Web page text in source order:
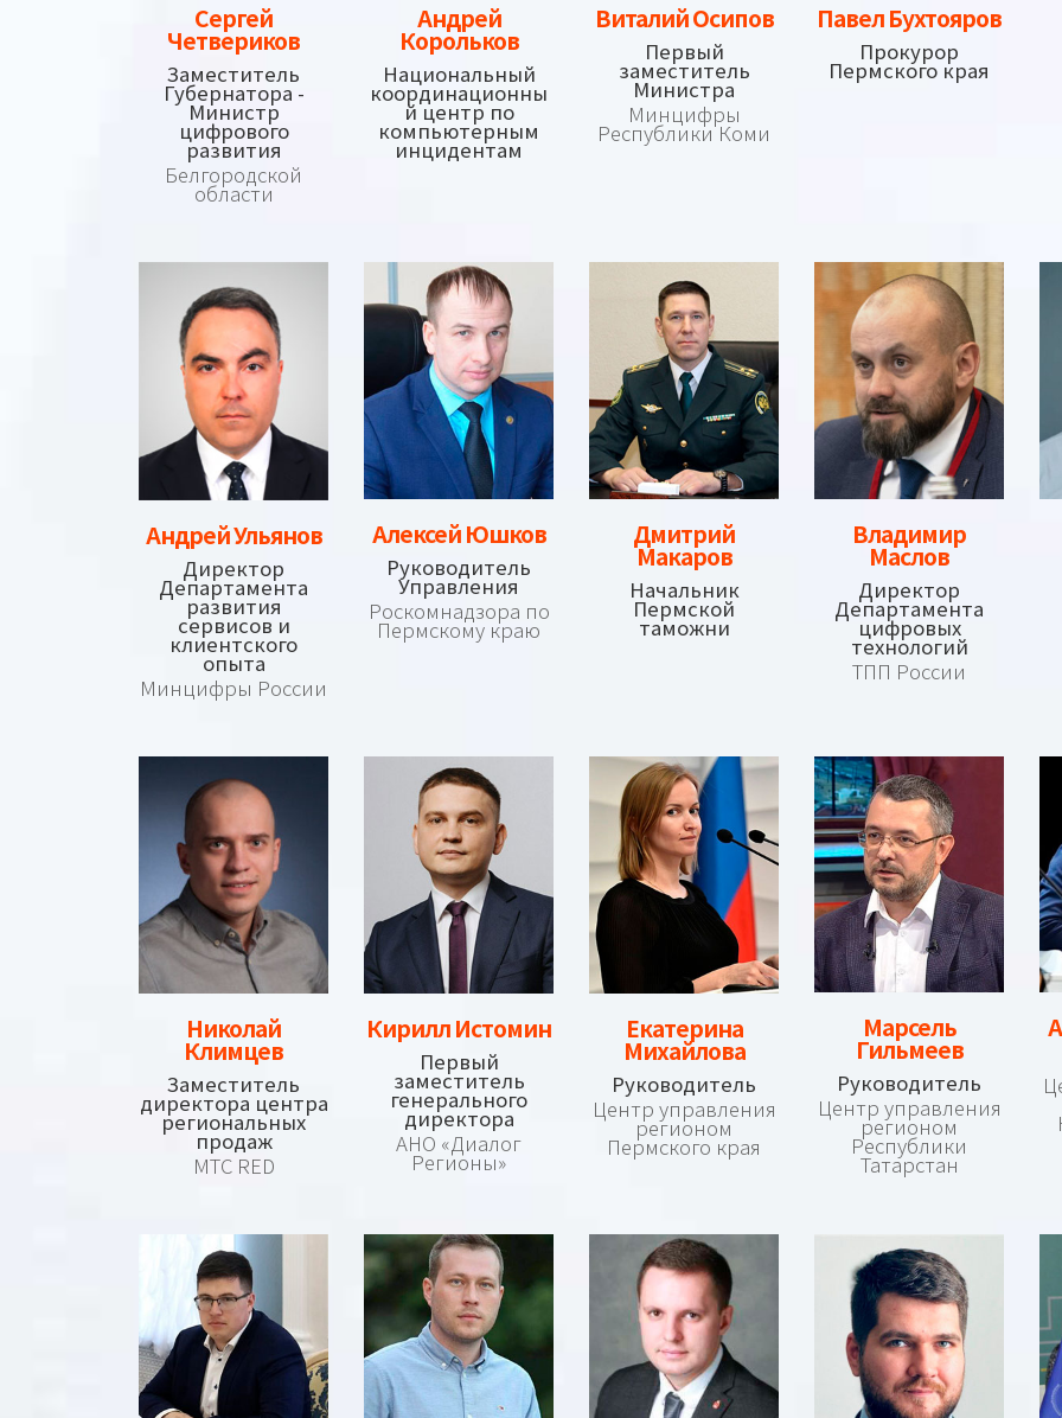
Сергей
Четвериков
Заместитель
Губернатора -
Министр
цифрового
развития
Белгородской
области
Андрей
Корольков
Национальный
координационны
й центр по
компьютерным
инцидентам
Виталий Осипов
Первый
заместитель
Министра
Минцифры
Республики Коми
Павел Бухтояров
Прокурор
Пермского края
Андрей Ульянов
Директор
Департамента
развития
сервисов и
клиентского
опыта
Минцифры России
Алексей Юшков
Руководитель
Управления
Роскомнадзора по
Пермскому краю
Дмитрий
Макаров
Начальник
Пермской
таможни
Владимир
Маслов
Директор
Департамента
цифровых
технологий
ТПП России
Николай
Климцев
Заместитель
директора центра
региональных
продаж
МТС RED
Кирилл Истомин
Первый
заместитель
генерального
директора
АНО «Диалог
Регионы»
Екатерина
Михайлова
Руководитель
Центр управления
регионом
Пермского края
Марсель
Гильмеев
Руководитель
Центр управления
регионом
Республики
Татарстан